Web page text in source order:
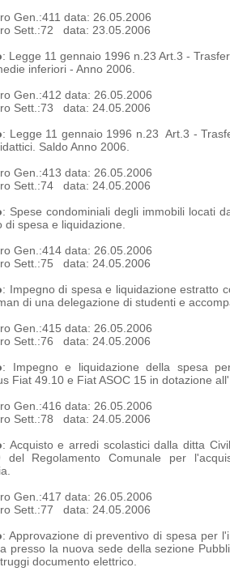
Gen.:411 data: 26.05.2006
Sett.:72 data: 23.05.2006
: Legge 11 gennaio 1996 n.23 Art.3 -
inferiori - Anno 2006.
Gen.:412 data: 26.05.2006
Sett.:73 data: 24.05.2006
: Legge 11 gennaio 1996 n.23 Art.3 -
Saldo Anno 2006.
Gen.:413 data: 26.05.2006
Sett.:74 data: 24.05.2006
: Spese condominiali degli immobili locati
di spesa e liquidazione.
Gen.:414 data: 26.05.2006
Sett.:75 data: 24.05.2006
: Impegno di spesa e liquidazione estratto
di una delegazione di studenti e
Gen.:415 data: 26.05.2006
Sett.:76 data: 24.05.2006
: Impegno e liquidazione della spesa
Fiat 49.10 e Fiat ASOC 15 in dotazione
Gen.:416 data: 26.05.2006
Sett.:78 data: 24.05.2006
: Acquisto e arredi scolastici dalla ditta
del Regolamento Comunale per
Gen.:417 data: 26.05.2006
Sett.:77 data: 24.05.2006
: Approvazione di preventivo di spesa per
presso la nuova sede della sezione
documento elettrico.